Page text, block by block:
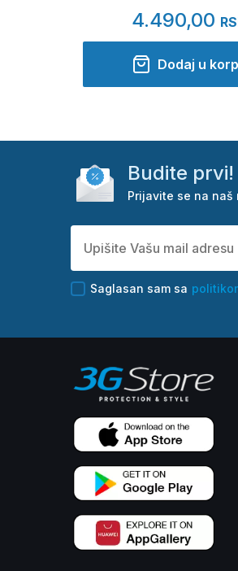
4.490,00
Dodaj u
Budite prvi!
Prijavite se na
Saglasan sam sa